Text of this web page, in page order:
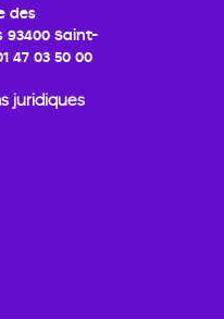
des
93400 Saint-
47 03 50 00
juridiques